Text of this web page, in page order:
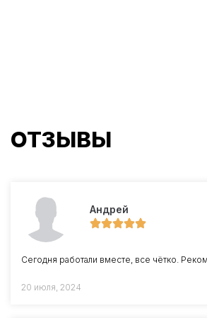
ОТЗЫВЫ
Андрей
Сегодня работали вместе, все чётко.
20 июля, 2024